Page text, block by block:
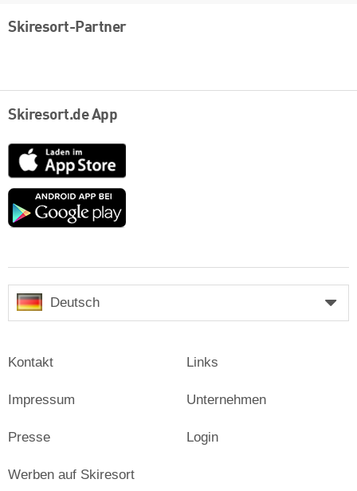
Skiresort-Partner
Skiresort.de App
App
Store
Google
Deutsch
Kontakt
Impressum
Presse
Links
Unternehmen
Login
Werben auf Skiresort